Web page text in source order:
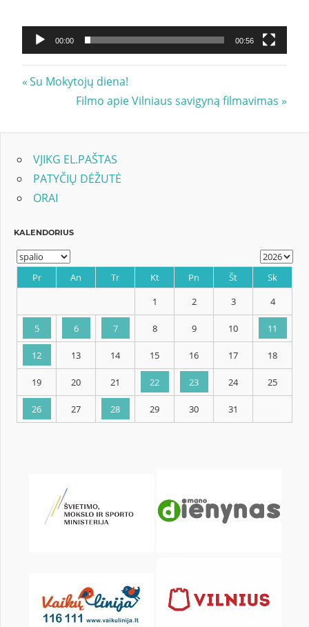
00:00 00:56
Navigacija
įrašų
Previous
Su Mokytojų diena!
Next
Filmo apie Vilniaus savigyną filmavimas
VJIKG EL.PAŠTAS
PATYČIŲ DĖŽUTĖ
ORAI
KALENDORIUS